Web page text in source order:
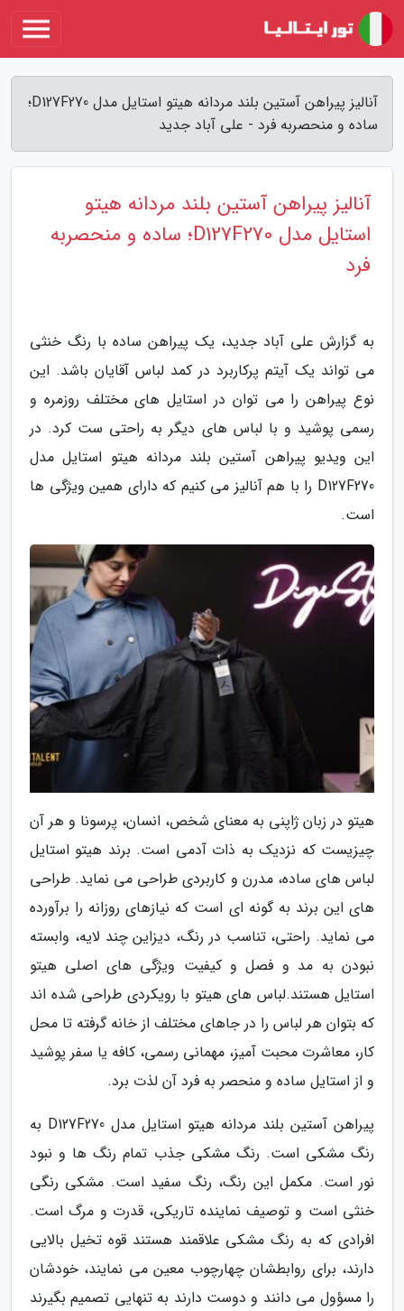
آنالیز پیراهن آستین بلند مردانه هیتو استایل مدل D127F270؛
ساده و منحصربه فرد - علی آباد جدید
آنالیز پیراهن آستین بلند مردانه هیتو
استایل مدل D127F270؛ ساده و منحصربه
فرد
به گزارش علی آباد جدید، یک پیراهن ساده با رنگ خنثی
می تواند یک آیتم پرکاربرد در کمد لباس آقایان باشد. این
نوع پیراهن را می توان در استایل های مختلف روزمره و
رسمی پوشید و با لباس های دیگر به راحتی ست کرد. در
این ویدیو پیراهن آستین بلند مردانه هیتو استایل مدل
D127F270 را با هم آنالیز می کنیم که دارای همین ویژگی ها
است.
هیتو در زبان ژاپنی به معنای شخص، انسان، پرسونا و هر آن
چیزیست که نزدیک به ذات آدمی است. برند هیتو استایل
لباس های ساده، مدرن و کاربردی طراحی می نماید. طراحی
های این برند به گونه ای است که نیازهای روزانه را برآورده
می نماید. راحتی، تناسب در رنگ، دیزاین چند لایه، وابسته
نبودن به مد و فصل و کیفیت ویژگی های اصلی هیتو
استایل هستند.لباس های هیتو با رویکردی طراحی شده اند
که بتوان هر لباس را در جاهای مختلف از خانه گرفته تا محل
کار، معاشرت محبت آمیز، مهمانی رسمی، کافه یا سفر پوشید
و از استایل ساده و منحصر به فرد آن لذت برد.
پیراهن آستین بلند مردانه هیتو استایل مدل D127F270 به
رنگ مشکی است. رنگ مشکی جذب تمام رنگ ها و نبود
نور است. مکمل این رنگ، رنگ سفید است. مشکی رنگی
خنثی است و توصیف نماینده تاریکی، قدرت و مرگ است.
افرادی که به رنگ مشکی علاقمند هستند قوه تخیل بالایی
دارند، برای روابطشان چهارچوب معین می نمایند، خودشان
را مسؤول می دانند و دوست دارند به تنهایی تصمیم بگیرند